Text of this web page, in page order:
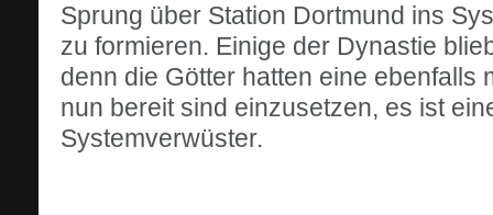
Sprung über Station Dortmund ins
zu formieren. Einige der Dynastie
denn die Götter hatten eine ebenfalls
nun bereit sind einzusetzen, es ist
Systemverwüster.